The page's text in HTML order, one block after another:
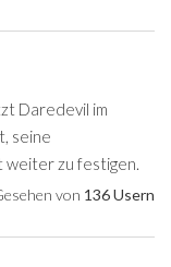
Daredevil im
seine
zu festigen.
von 136 Usern